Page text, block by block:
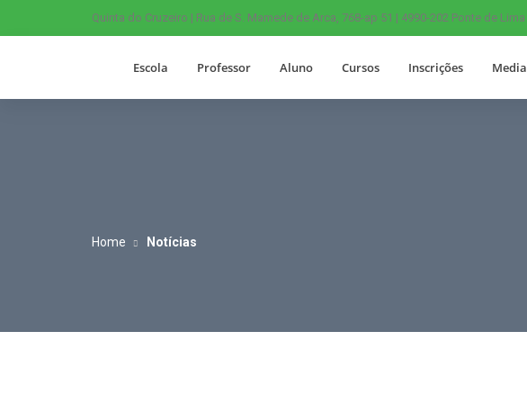
Quinta do Cruzeiro | Rua de S. Mamede de Arca, 768-ap 51 | 4990-202 Ponte de Lima
Escola Professor Aluno Cursos Inscrições Media
Home Notícias